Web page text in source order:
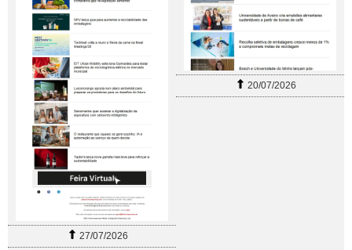
27/07/2026
20/07/2026